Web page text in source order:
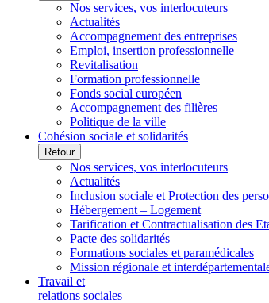
Nos services, vos interlocuteurs
Actualités
Accompagnement des entreprises
Emploi, insertion professionnelle
Revitalisation
Formation professionnelle
Fonds social européen
Accompagnement des filières
Politique de la ville
Cohésion sociale et solidarités
Retour
Nos services, vos interlocuteurs
Actualités
Inclusion sociale et Protection des
Hébergement – Logement
Tarification et Contractualisation des
Pacte des solidarités
Formations sociales et paramédicales
Mission régionale et
Travail et
relations sociales